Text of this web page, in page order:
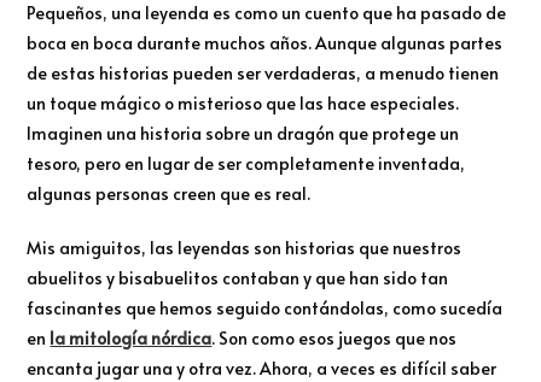
Pequeños, una leyenda es como un cuento que ha pasado de
boca en boca durante muchos años. Aunque algunas partes
de estas historias pueden ser verdaderas, a menudo tienen
un toque mágico o misterioso que las hace especiales.
Imaginen una historia sobre un dragón que protege un
tesoro, pero en lugar de ser completamente inventada,
algunas personas creen que es real.
Mis amiguitos, las leyendas son historias que nuestros
abuelitos y bisabuelitos contaban y que han sido tan
fascinantes que hemos seguido contándolas, como sucedía
en la mitología nórdica. Son como esos juegos que nos
encanta jugar una y otra vez. Ahora, a veces es difícil saber